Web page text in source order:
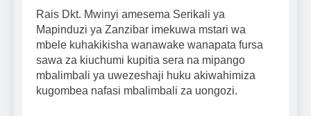
Rais Dkt. Mwinyi amesema Serikali ya
Mapinduzi ya Zanzibar imekuwa mstari wa
mbele kuhakikisha wanawake wanapata fursa
sawa za kiuchumi kupitia sera na mipango
mbalimbali ya uwezeshaji huku akiwahimiza
kugombea nafasi mbalimbali za uongozi.